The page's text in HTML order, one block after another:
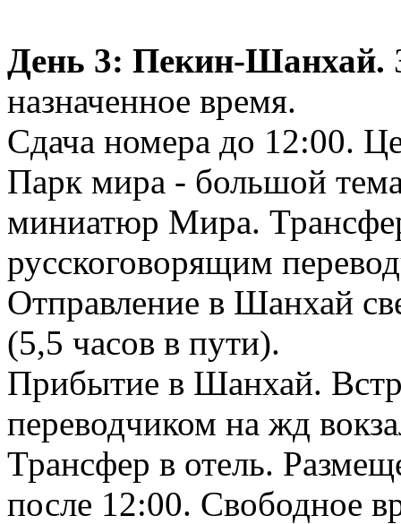
День 3: Пекин-Шанхай.
назначенное время.
Сдача номера до 12:00.
Парк мира - большой
миниатюр Мира.
русскоговорящим
Отправление в Шанхай
(5,5 часов в пути).
Прибытие в Шанхай.
переводчиком на жд
Трансфер в отель.
после 12:00. Свободное